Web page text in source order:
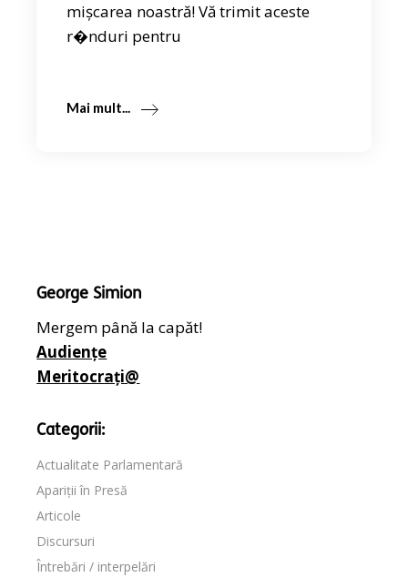
mișcarea noastră! Vă trimit aceste
r�nduri pentru
Mai mult...
George Simion
Mergem până la capăt!
Audiențe
Meritocrați@
Categorii:
Actualitate Parlamentară
Apariții în Presă
Articole
Discursuri
Întrebări / interpelări